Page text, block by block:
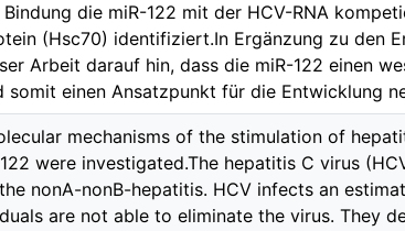
die miR-122 mit der HCV-RNA
(Hsc70) identifiziert.In Ergänzung zu den
Arbeit darauf hin, dass die miR-122 einen
somit einen Ansatzpunkt für die Entwicklung
mechanisms of the stimulation of
were investigated.The hepatitis C virus
nonA-nonB-hepatitis. HCV infects an
are not able to eliminate the virus. They